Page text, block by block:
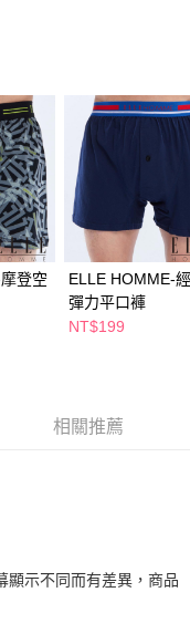
轉至「AFTEE先享後付」
連結，可透過四大超商／
易完成。
您需要取消訂單，請聯絡
有效，需透過AFTEE先享
面顯示為準，若有關於
請聯繫「AFTEE先享後付
support/home
先享後付」服務完成之交
交易相關給付款項請求債
之用戶狀況，依本公司即
登空
ELLE HOMME-
彈力平口褲
NT$199
相關推薦
示不同而有差異，商品